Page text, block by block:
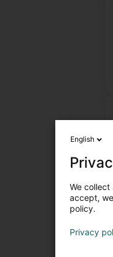
English
We
accept,
policy.
Privacy